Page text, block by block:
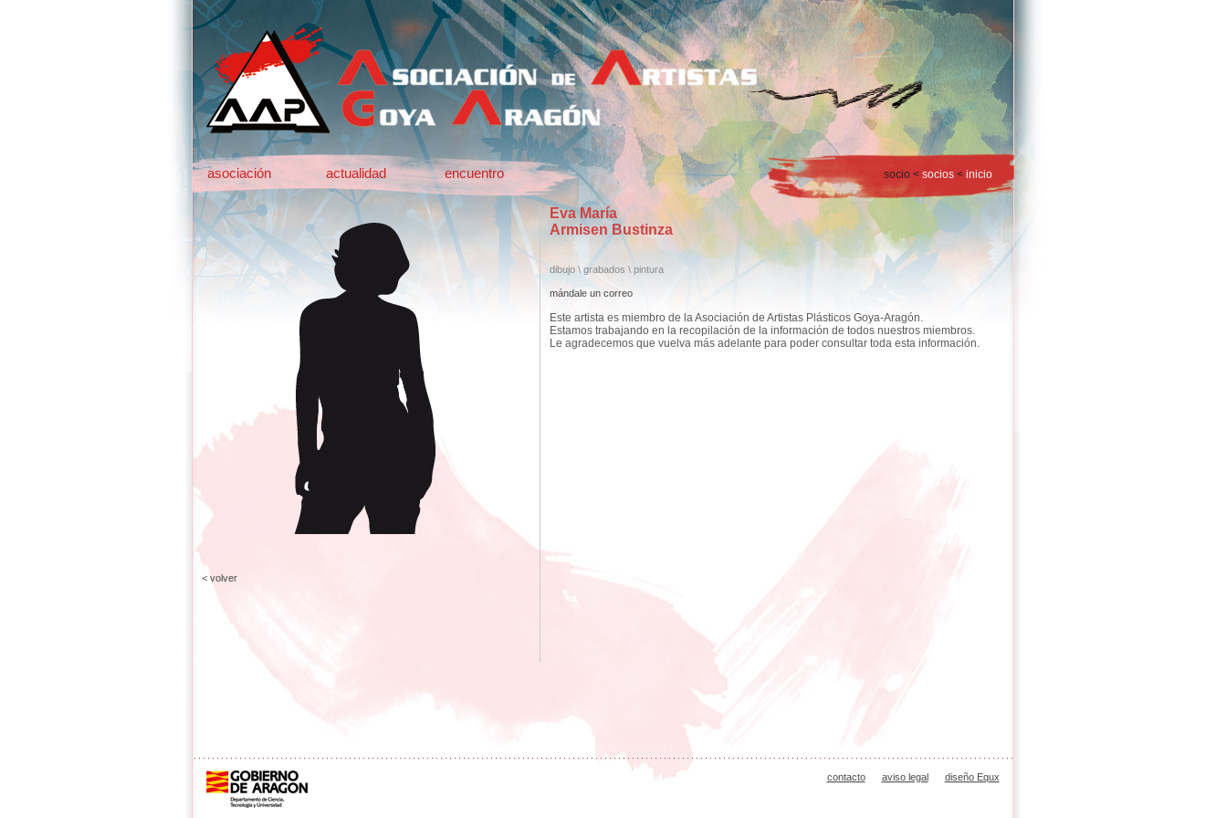
asociación actualidad encuentro socio < socios< inicio
< volver
Eva María
Armisen Bustinza
dibujo \ grabados \ pintura
mándale un correo
Este artista es miembro de la Asociación de Artistas Plásticos Goya-Aragón.
Estamos trabajando en la recopilación de la información de todos nuestros miembros.
Le agradecemos que vuelva más adelante para poder consultar toda esta información.
contacto aviso legal diseño Equx